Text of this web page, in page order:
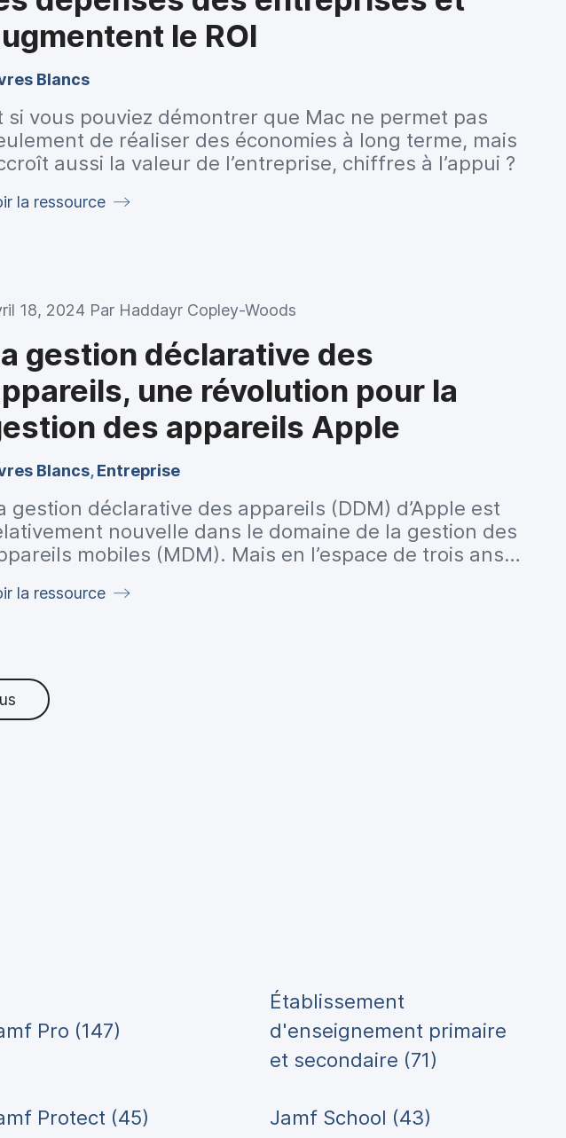
le ROI
Blancs
si vous pouviez démontrer que Mac ne permet pas
de réaliser des économies à long terme, mais
aussi la valeur de l’entreprise, chiffres à l’appui ?
la ressource
18, 2024 Par Haddayr Copley-Woods
gestion déclarative des
une révolution pour la
des appareils Apple
Blancs,Entreprise
gestion déclarative des appareils (DDM) d’Apple est
nouvelle dans le domaine de la gestion des
mobiles (MDM). Mais en l’espace de trois ans
moderne d’Apple. La DDM est amenée à
la ressource
Pro (147)
Établissement
d'enseignement primaire
et secondaire (71)
Protect (45) Jamf School (43)